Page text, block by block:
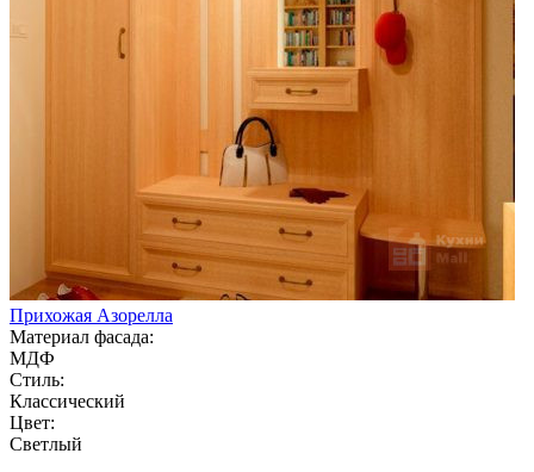
Прихожая Азорелла
Материал фасада:
МДФ
Стиль:
Классический
Цвет:
Светлый